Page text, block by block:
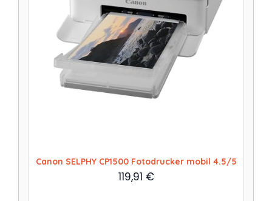
Canon SELPHY CP1500 Fotodrucker mobil 4.5/5
119,91 €